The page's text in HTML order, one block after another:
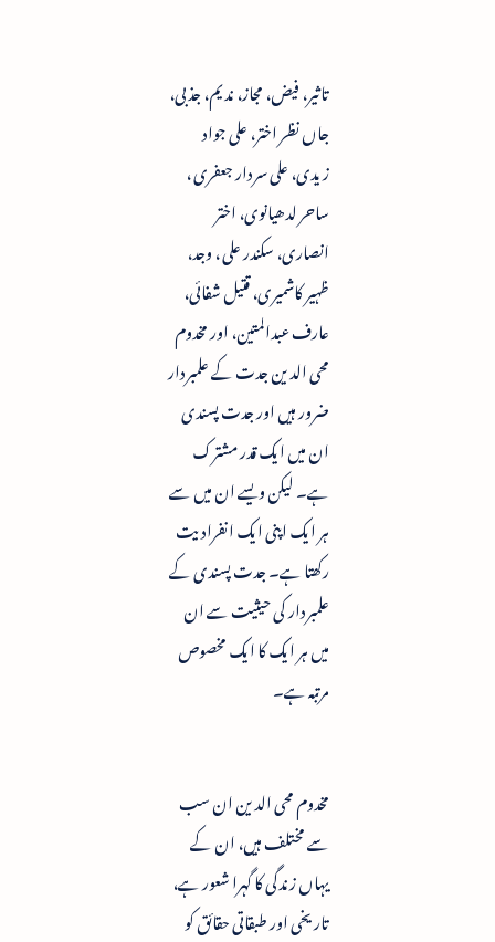
تاثیر، فیض، مجاز، ندیم، جذبی،
جاں نظر اختر، علی جواد
زیدی، علی سردار جعفری ،
ساحر لدھیانوی، اختر
انصاری، سکندر علی ، وجد،
ظہیر کاشمیری، قتیل شفائی،
عارف عبدالمتین، اور مخدوم
محی الدین جدت کے علمبردار
ضرور ہیں اور جدت پسندی
ان میں ایک قدر مشترک
ہے۔ لیکن ویسے ان میں سے
ہر ایک اپنی ایک انفرادیت
رکھتا ہے۔ جدت پسندی کے
علمبردار کی حیثیت سے ان
میں ہر ایک کا ایک مخصوص
مرتبہ ہے۔
مخدوم محی الدین ان سب
سے مختلف ہیں، ان کے
یہاں زندگی کا گہرا شعور ہے،
تاریخی اور طبقاتی حقائق کو